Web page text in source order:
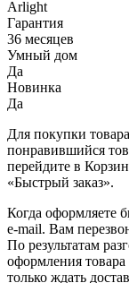
Arlight
Гарантия
36 месяцев
Умный дом
Да
Новинка
Да
Для покупки
понравившийся
перейдите в
«Быстрый заказ».
Когда оформляете
e-mail. Вам
По результатам
оформления
только ждать